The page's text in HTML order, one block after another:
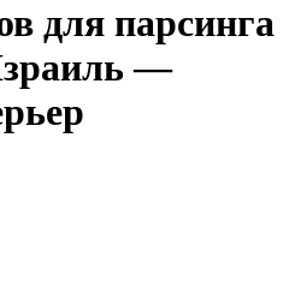
для парсинга
—